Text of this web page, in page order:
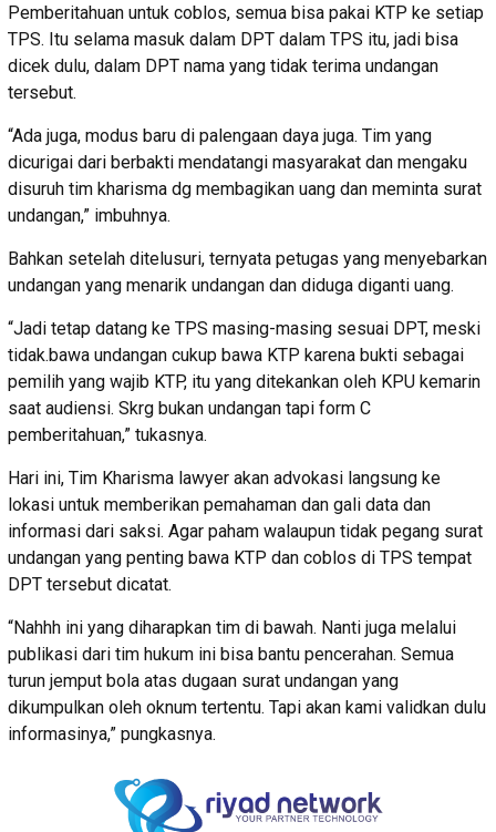
Pemberitahuan untuk coblos, semua bisa pakai KTP ke setiap
TPS. Itu selama masuk dalam DPT dalam TPS itu, jadi bisa
dicek dulu, dalam DPT nama yang tidak terima undangan
tersebut.
“Ada juga, modus baru di palengaan daya juga. Tim yang
dicurigai dari berbakti mendatangi masyarakat dan mengaku
disuruh tim kharisma dg membagikan uang dan meminta surat
undangan,” imbuhnya.
Bahkan setelah ditelusuri, ternyata petugas yang menyebarkan
undangan yang menarik undangan dan diduga diganti uang.
“Jadi tetap datang ke TPS masing-masing sesuai DPT, meski
tidak.bawa undangan cukup bawa KTP karena bukti sebagai
pemilih yang wajib KTP, itu yang ditekankan oleh KPU kemarin
saat audiensi. Skrg bukan undangan tapi form C
pemberitahuan,” tukasnya.
Hari ini, Tim Kharisma lawyer akan advokasi langsung ke
lokasi untuk memberikan pemahaman dan gali data dan
informasi dari saksi. Agar paham walaupun tidak pegang surat
undangan yang penting bawa KTP dan coblos di TPS tempat
DPT tersebut dicatat.
“Nahhh ini yang diharapkan tim di bawah. Nanti juga melalui
publikasi dari tim hukum ini bisa bantu pencerahan. Semua
turun jemput bola atas dugaan surat undangan yang
dikumpulkan oleh oknum tertentu. Tapi akan kami validkan dulu
informasinya,” pungkasnya.